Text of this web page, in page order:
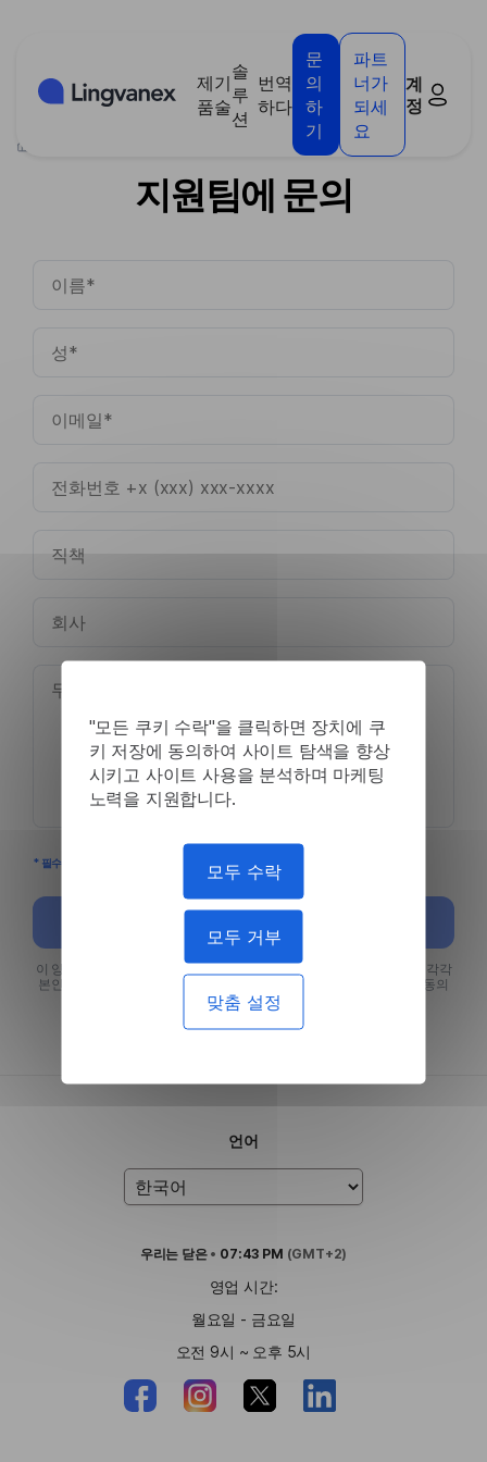
"모든 쿠키 수락"을 클릭하면 장치에 쿠
키 저장에 동의하여 사이트 탐색을 향상
시키고 사이트 사용을 분석하며 마케팅
노력을 지원합니다.
모두 수락
모두 거부
맞춤 설정
제
품
기
술
솔
루
션
번역
하다
문
의
하
기
파트
너가
되세
요
계
정
지원팀에 문의
* 필수 입력란
이 양식을 제출함으로써, 본인은 서비스 약관 및 개인정보 처리방침이 각각
본인이 받는 서비스의 이용과 본인이 제공하는 개인정보에 적용됨에 동의
합니다.
언어
우리는 닫은 • 07:43 PM (GMT+2)
영업 시간:
월요일 - 금요일
오전 9시 ~ 오후 5시